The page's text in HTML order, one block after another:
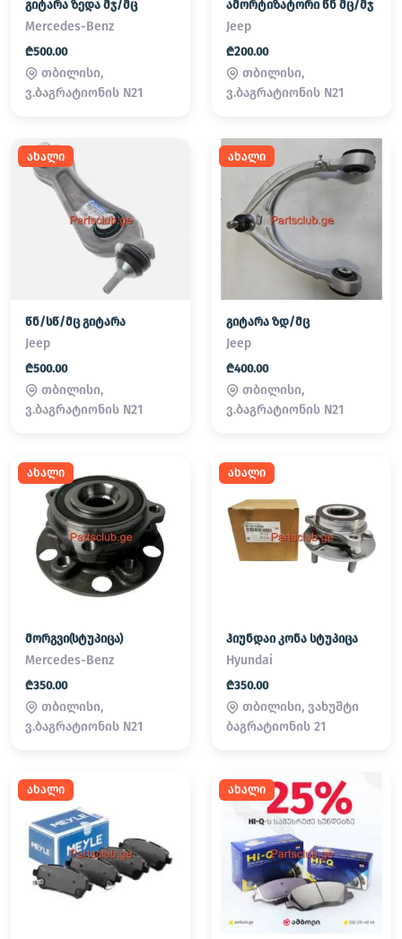
გიტარა ზედა მჯ/მც
Mercedes-Benz
₾500.00
თბილისი,
ვ.ბაგრატიონის N21
ამორტიზატორი წნ მც/მჯ
Jeep
₾200.00
თბილისი,
ვ.ბაგრატიონის N21
ახალი
წნ/სწ/მც გიტარა
Jeep
₾500.00
თბილისი,
ვ.ბაგრატიონის N21
ახალი
გიტარა ზდ/მც
Jeep
₾400.00
თბილისი,
ვ.ბაგრატიონის N21
ახალი
მორგვი(სტუპიცა)
Mercedes-Benz
₾350.00
თბილისი,
ვ.ბაგრატიონის N21
ახალი
ჰიუნდაი კონა სტუპიცა
Hyundai
₾350.00
თბილისი, ვახუშტი
ბაგრატიონის 21
ახალი ახალი